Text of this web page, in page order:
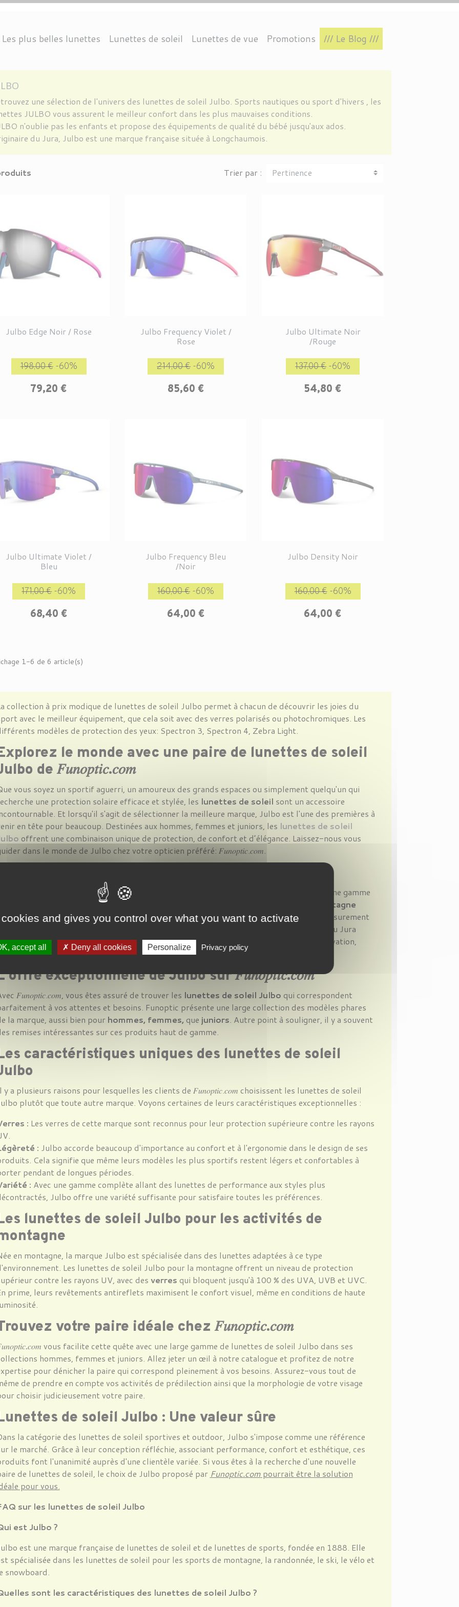
OCTOGONALE CARRÉE ARRONDIE VINTAGE AVIATEUR
IRRÉGULIÈRE
3 PROTECTION INFÉRIEURE À 3 ACCESSOIRES POLARISÉS
CONDUITE NAUTISME MONTAGNE LOISIRS CONNECTÉ
Les plus belles lunettes
LASRY CHROME HEARTS ANNE & VALENTIN
Lunettes de soleil
RAY-BAN VUARNET
Lunettes de vue
THEO EYEWEAR KIRK AND KIRK JEAN NOUVEL L.A.EYEWORKS
VAVA EYEWEAR
Promotions /// Le Blog ///
une sélection de l'univers des lunettes de soleil Julbo. Sports nautiques ou sport d'hivers , les
JULBO vous assurent le meilleur confort dans les plus mauvaises conditions.
n'oublie pas les enfants et propose des équipements de qualité du bébé jusqu'aux ados.
du Jura, Julbo est une marque française située à Longchaumois.
Trier par :
Julbo Edge Noir / Rose
Prix de base
198,00 €-60%
79,20 €
Julbo Frequency Violet /
Rose
Prix de base
214,00 € -60%
85,60 €
Julbo Ultimate Noir
/Rouge
Prix de base
137,00 € -60%
54,80 €
Julbo Ultimate Violet /
Bleu
Prix de base
171,00 €-60%
68,40 €
Julbo Frequency Bleu
/Noir
Prix de base
160,00 € -60%
64,00 €
Julbo Density Noir
Prix de base
160,00 €-60%
64,00 €
1-6 de 6 article(s)
collection à prix modique de lunettes de soleil Julbo permet à chacun de découvrir les joies du
avec le meilleur équipement, que cela soit avec des verres polarisés ou photochromiques. Les
modèles de protection des yeux: Spectron 3, Spectron 4, Zebra Light.
le monde avec une paire de lunettes de soleil
de𝐹𝑢𝑛𝑜𝑝𝑡𝑖𝑐.𝑐𝑜𝑚
vous soyez un sportif aguerri, un amoureux des grands espaces ou simplement quelqu'un qui
une protection solaire efficace et stylée, les lunettes de soleil sont un accessoire
Et lorsqu'il s'agit de sélectionner la meilleure marque, Julbo est l'une des premières à
en tête pour beaucoup. Destinées aux hommes, femmes et juniors, les lunettes de soleil
offrent une combinaison unique de protection, de confort et d’élégance. Laissez-nous vous
dans le monde de Julbo chez votre opticien préféré: 𝐹𝑢𝑛𝑜𝑝𝑡𝑖𝑐.𝑐𝑜𝑚.
Julbo, l'un des leaders peu discutés du marché des lunettes de soleil sportives, propose une gamme
variée de produits adaptés à de nombreux types d'activités. Des sports extrêmes de
montagne
l'alpinisme aux activités plus tranquilles comme la randonnée ou la pêche, il existe surement
une paire de lunettes de soleil Julbo conçue spécialement pour vous. Originaire du cœur du Jura
cette marque a construit sa réputation sur ces cinq valeurs fondamentales : innovation,
sûreté, design et performance.
exceptionnelle de Julbo sur𝐹𝑢𝑛𝑜𝑝𝑡𝑖𝑐.𝑐𝑜𝑚
𝐹𝑢𝑛𝑜𝑝𝑡𝑖𝑐.𝑐𝑜𝑚, vous êtes assuré de trouver les lunettes de soleil Julbo qui correspondent
à vos attentes et besoins. Funoptic présente une large collection des modèles phares
la marque, aussi bien pour hommes, femmes,que juniors. Autre point à souligner, il y a souvent
remises intéressantes sur ces produits haut de gamme.
caractéristiques uniques des lunettes de soleil
y a plusieurs raisons pour lesquelles les clients de 𝐹𝑢𝑛𝑜𝑝𝑡𝑖𝑐.𝑐𝑜𝑚 choisissent les lunettes de soleil
plutôt que toute autre marque. Voyons certaines de leurs caractéristiques exceptionnelles :
: Les verres de cette marque sont reconnus pour leur protection supérieure contre les rayons
égèreté : Julbo accorde beaucoup d'importance au confort et à l'ergonomie dans le design de ses
Cela signifie que même leurs modèles les plus sportifs restent légers et confortables à
pendant de longues périodes.
été : Avec une gamme complète allant des lunettes de performance aux styles plus
Julbo offre une variété suffisante pour satisfaire toutes les préférences.
lunettes de soleil Julbo pour les activités de
en montagne, la marque Julbo est spécialisée dans des lunettes adaptées à ce type
Les lunettes de soleil Julbo pour la montagne offrent un niveau de protection
contre les rayons UV, avec des verres qui bloquent jusqu'à 100 % des UVA, UVB et UVC.
prime, leurs revêtements antireflets maximisent le confort visuel, même en conditions de haute
votre paire idéale chez𝐹𝑢𝑛𝑜𝑝𝑡𝑖𝑐.𝑐𝑜𝑚
.𝑐𝑜𝑚 vous facilite cette quête avec une large gamme de lunettes de soleil Julbo dans ses
hommes, femmes et juniors. Allez jeter un œil à notre catalogue et profitez de notre
pour dénicher la paire qui correspond pleinement à vos besoins. Assurez-vous tout de
de prendre en compte vos activités de prédilection ainsi que la morphologie de votre visage
choisir judicieusement votre paire.
de soleil Julbo : Une valeur sûre
la catégorie des lunettes de soleil sportives et outdoor, Julbo s'impose comme une référence
le marché. Grâce à leur conception réfléchie, associant performance, confort et esthétique, ces
font l'unanimité auprès d'une clientèle variée. Si vous êtes à la recherche d'une nouvelle
de lunettes de soleil, le choix de Julbo proposé par Funoptic.compourrait être la solution
pour vous.
sur les lunettes de soleil Julbo
est Julbo ?
est une marque française de lunettes de soleil et de lunettes de sports, fondée en 1888. Elle
spécialisée dans les lunettes de soleil pour les sports de montagne, la randonnée, le ski, le vélo et
snowboard.
sont les caractéristiques des lunettes de soleil Julbo ?
and gives you control over what you want to activate
accept all Deny all cookies Personalize Privacy policy